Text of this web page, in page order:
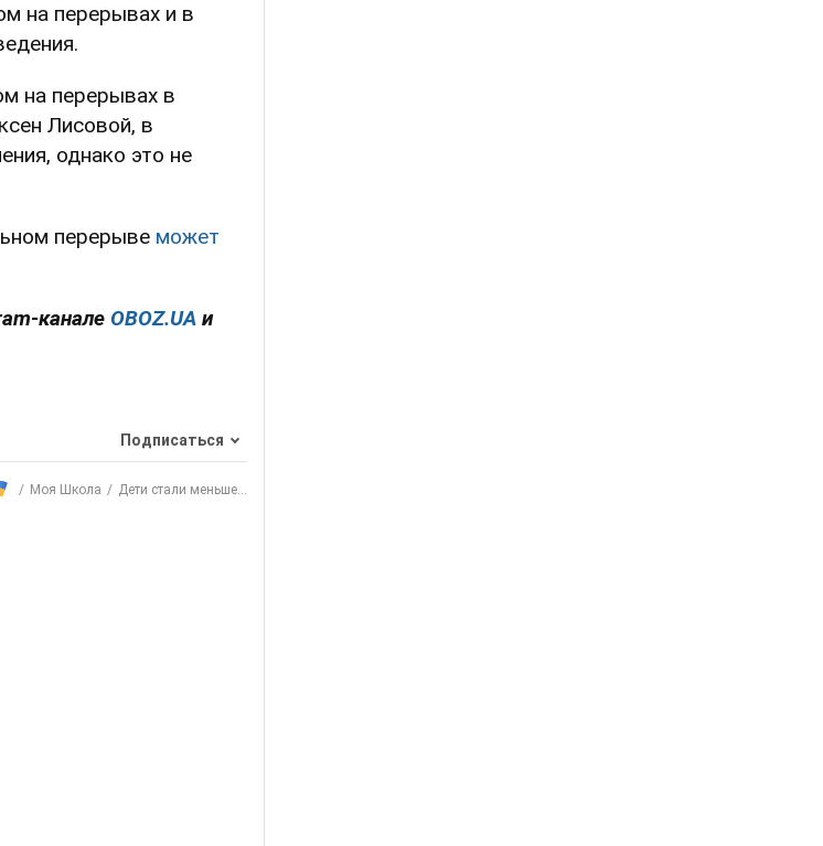
на перерывах и в
на перерывах в
Лисовой, в
однако это не
перерыве может
канале OBOZ.UA и
Подписаться
Моя Школа Дети стали меньше...